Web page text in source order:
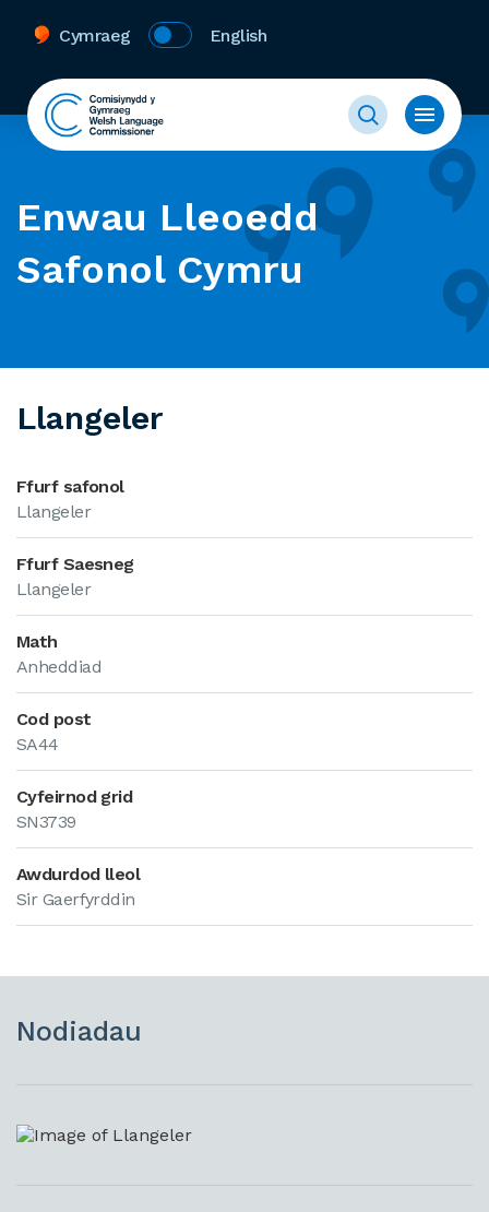
Cymraeg English
Enwau Lleoedd
Safonol Cymru
Llangeler
Ffurf safonol
Llangeler
Ffurf Saesneg
Llangeler
Math
Anheddiad
Cod post
SA44
Cyfeirnod grid
SN3739
Awdurdod lleol
Sir Gaerfyrddin
Nodiadau